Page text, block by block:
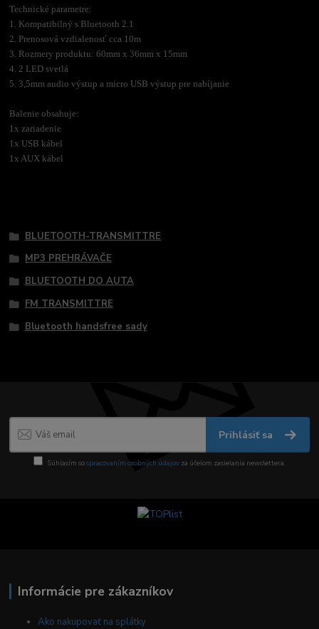
Technické parametre:
1. Kompatibilný s Bluetooth 2.1
2. Prenosová vzdialenosť cca 10m
3. Rozmery produktu: 60mm x 36mm x 15mm
4. 2 LED svetlá
5. 3,5mm audio výstup a micro USB výstup pre nabíjanie
Balenie obsahuje:
1x zariadenie
1x USB kábel
1x AUX kábel
BLUETOOTH-TRANSMITTRE
MP3 PREHRÁVAČE
BLUETOOTH DO AUTA
FM TRANSMITTRE
Bluetooth handsfree sady
Prihlásiť sa
Súhlasím sospracovaním osobných údajov za účelom zasielania newslettera.
Informácie pre zákazníkov
Ako nakupovať na splátky